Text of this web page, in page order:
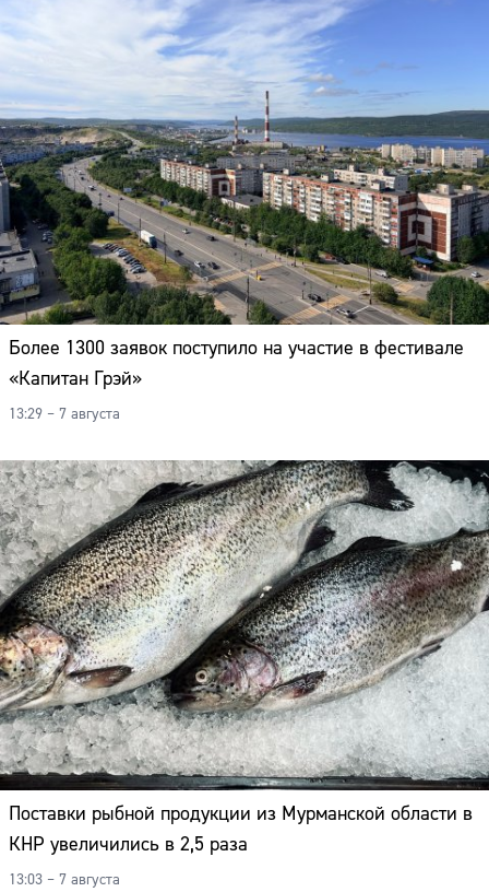
Более 1300 заявок поступило на участие в фестивале
«Капитан Грэй»
13:29 – 7 августа
Поставки рыбной продукции из Мурманской области в
КНР увеличились в 2,5 раза
13:03 – 7 августа